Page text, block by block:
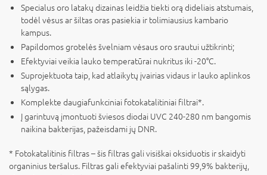
Specialus oro latakų dizainas leidžia tiekti orą dideliais atstumais,
todėl vėsus ar šiltas oras pasiekia ir tolimiausius kambario
kampus.
Papildomos grotelės švelniam vėsaus oro srautui užtikrinti;
Efektyviai veikia lauko temperatūrai nukritus iki -20°C.
Suprojektuota taip, kad atlaikytų įvairias vidaus ir lauko aplinkos
sąlygas.
Komplekte daugiafunkciniai fotokatalitiniai filtrai*.
Į garintuvą įmontuoti šviesos diodai UVC 240-280 nm bangomis
naikina bakterijas, pažeisdami jų DNR.
* Fotokatalitinis filtras – šis filtras gali visiškai oksiduotis ir skaidyti
organinius teršalus. Filtras gali efektyviai pašalinti 99,9% bakterijų,